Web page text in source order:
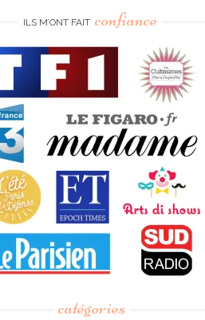
ILS M’ONT FAIT confiance
catégories